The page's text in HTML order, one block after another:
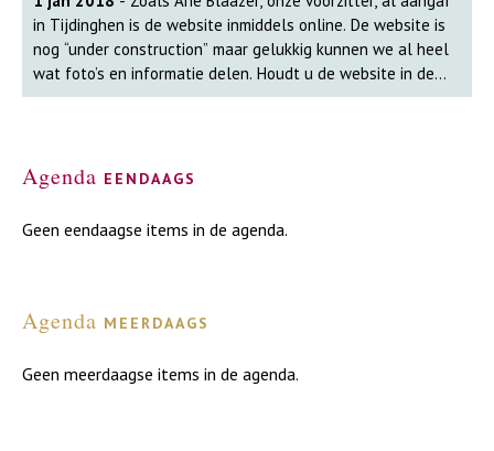
in Tijdinghen is de website inmiddels online. De website is
nog “under construction” maar gelukkig kunnen we al heel
wat foto’s en informatie delen. Houdt u de website in de
gaten want de komende tijd zullen er meer foto’s en video’s
met ons opnemen via het contactformulier op de website.
Agenda eendaags
Geen eendaagse items in de agenda.
Agenda meerdaags
Geen meerdaagse items in de agenda.